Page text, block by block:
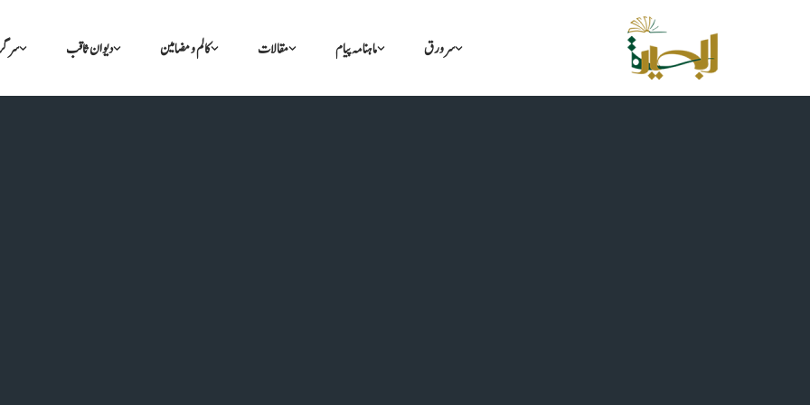
content
سرورق ماہنامہ پیام مقالات کالم و مضامین دیوان ثاقب